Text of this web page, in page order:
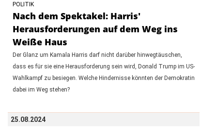
POLITIK
Nach dem Spektakel: Harris'
Herausforderungen auf dem Weg ins
Weiße Haus
Der Glanz um Kamala Harris darf nicht darüber hinwegtäuschen,
dass es für sie eine Herausforderung sein wird, Donald Trump im US-
Wahlkampf zu besiegen. Welche Hindernisse könnten der Demokratin
dabei im Weg stehen?
25.08.2024